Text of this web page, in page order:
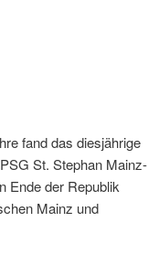
fand das diesjährige
St. Stephan Mainz-
Ende der Republik
Mainz und